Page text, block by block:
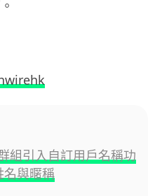
組引入自訂用戶名稱功
名與暱稱